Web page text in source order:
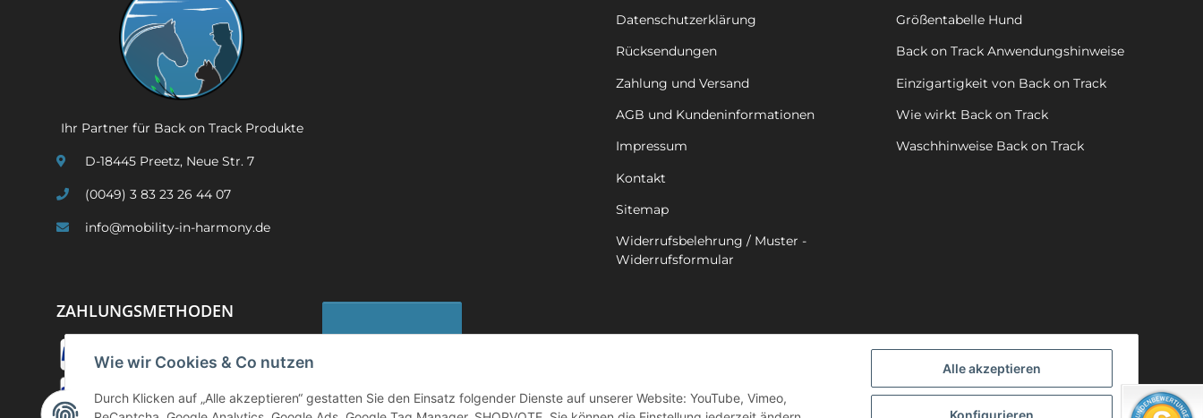
Alle akzeptieren
Konfigurieren
Wie wir Cookies & Co nutzen
Durch Klicken auf „Alle akzeptieren“ gestatten Sie den Einsatz folgender Dienste auf unserer Website: YouTube, Vimeo,
Ihr Partner für Back on Track Produkte
D-18445 Preetz, Neue Str. 7
(0049) 3 83 23 26 44 07
info@mobility-in-harmony.de
Datenschutzerklärung
Rücksendungen
Zahlung und Versand
AGB und Kundeninformationen
Impressum
Kontakt
Sitemap
Widerrufsbelehrung / Muster -
Widerrufsformular
Größentabelle Hund
Back on Track Anwendungshinweise
Einzigartigkeit von Back on Track
Wie wirkt Back on Track
Waschhinweise Back on Track
ZAHLUNGSMETHODEN